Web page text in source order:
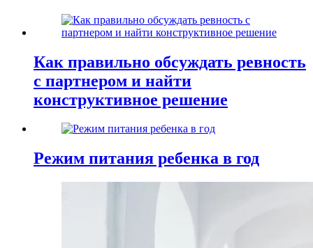
Как правильно обсуждать ревность
с партнером и найти
конструктивное решение
Режим питания ребенка в год